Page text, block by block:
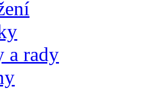
a rady